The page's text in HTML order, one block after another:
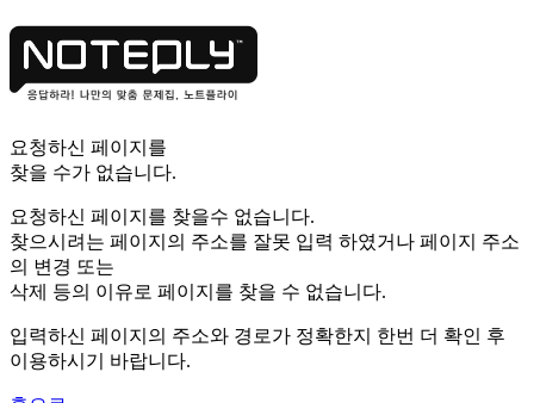
요청하신 페이지를
찾을 수가 없습니다.
요청하신 페이지를 찾을수 없습니다.
찾으시려는 페이지의 주소를 잘못 입력 하였거나 페이지 주소
의 변경 또는
삭제 등의 이유로 페이지를 찾을 수 없습니다.
입력하신 페이지의 주소와 경로가 정확한지 한번 더 확인 후
이용하시기 바랍니다.